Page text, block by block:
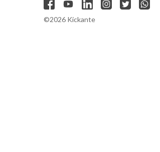
©2026 Kickante